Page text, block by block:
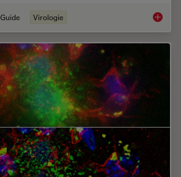
Guide Virologie